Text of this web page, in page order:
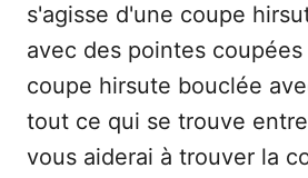
s'agisse d'une coupe
avec des pointes
coupe hirsute bouclée
tout ce qui se trouve
vous aiderai à trouver la